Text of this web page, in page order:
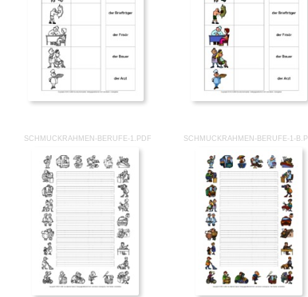
SCHMUCKRAHMEN-BERUFE-1.PDF SCHMUCKRAHMEN-BERUFE-1-